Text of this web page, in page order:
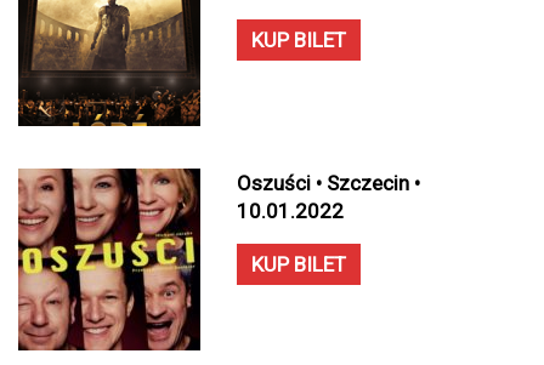
KUP BILET
Oszuści • Szczecin •
10.01.2022
KUP BILET